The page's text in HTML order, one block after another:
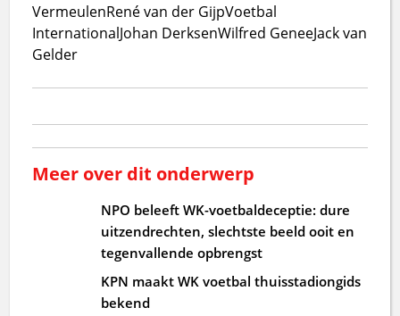
VermeulenRené van der GijpVoetbal
InternationalJohan DerksenWilfred GeneeJack van
Gelder
Meer over dit onderwerp
NPO beleeft WK-voetbaldeceptie: dure
uitzendrechten, slechtste beeld ooit en
tegenvallende opbrengst
KPN maakt WK voetbal thuisstadiongids
bekend